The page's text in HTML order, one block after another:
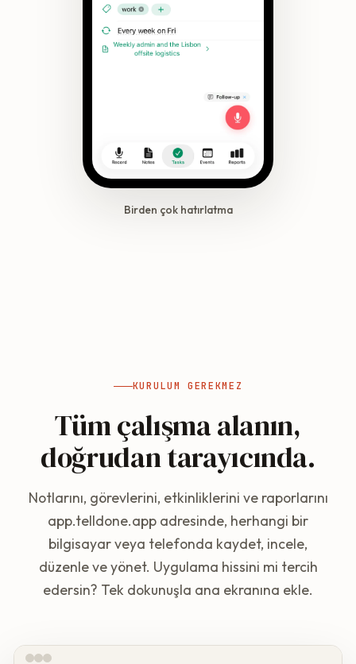
Birden çok hatırlatma
KURULUM GEREKMEZ
Tüm çalışma alanın,
doğrudan tarayıcında.
Notlarını, görevlerini, etkinliklerini ve raporlarını
app.telldone.app adresinde, herhangi bir
bilgisayar veya telefonda kaydet, incele,
düzenle ve yönet. Uygulama hissini mi tercih
edersin? Tek dokunuşla ana ekranına ekle.